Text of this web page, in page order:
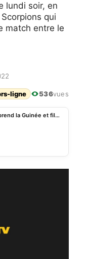
lundi soir, en
qui
match entre le
ligne 536vues
CAN 2022: la Gambie surprend la Guinée et file en quart de finale